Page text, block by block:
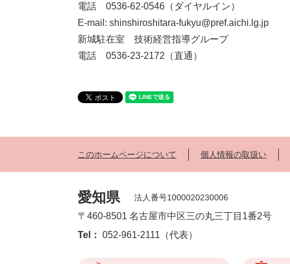
電話 0536-62-0546（ダイヤルイン）
E-mail: shinshiroshitara-fukyu@pref.aichi.lg.jp
新城駐在室 技術経営指導グループ
電話 0536-23-2172（直通）
このホームページについて 個人情報の取扱い
愛知県 法人番号1000020230006
〒460-8501 名古屋市中区三の丸三丁目1番2号
Tel： 052-961-2111（代表）